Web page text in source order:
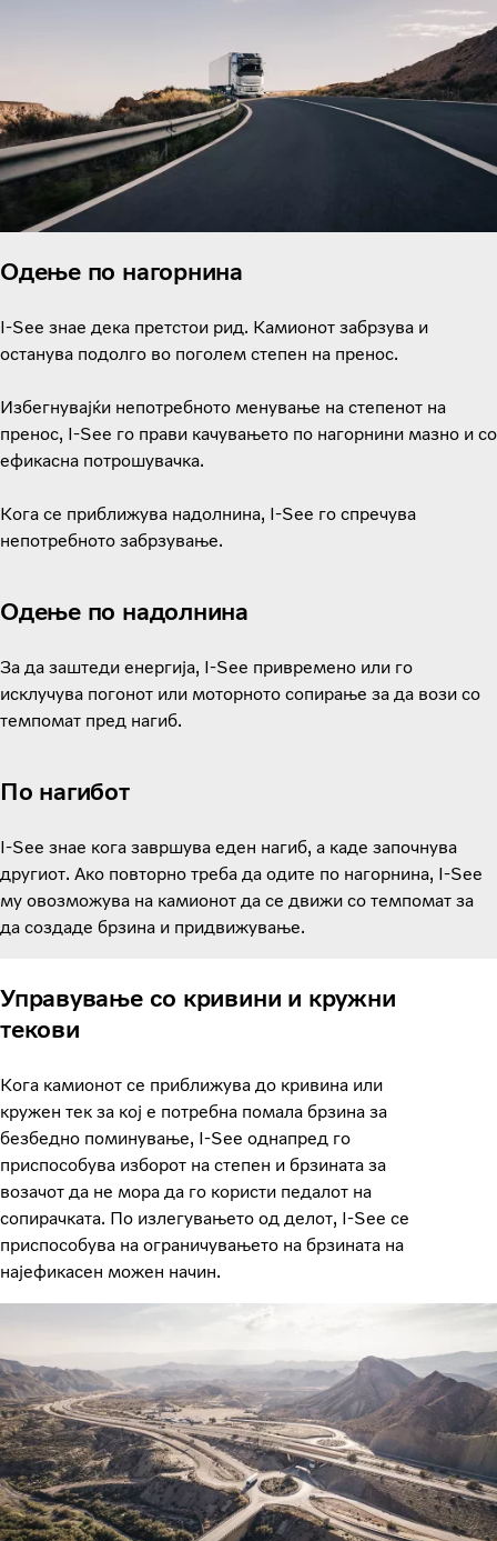
Одење по нагорнина
I-See знае дека претстои рид. Камионот забрзува и
останува подолго во поголем степен на пренос.
Избегнувајќи непотребното менување на степенот на
пренос, I-See го прави качувањето по нагорнини мазно и со
ефикасна потрошувачка.
Кога се приближува надолнина, I-See го спречува
непотребното забрзување.
Одење по надолнина
За да заштеди енергија, I-See привремено или го
исклучува погонот или моторното сопирање за да вози со
темпомат пред нагиб.
По нагибот
I-See знае кога завршува еден нагиб, а каде започнува
другиот. Ако повторно треба да одите по нагорнина, I-See
му овозможува на камионот да се движи со темпомат за
да создаде брзина и придвижување.
Управување со кривини и кружни
текови
Кога камионот се приближува до кривина или
кружен тек за кој е потребна помала брзина за
безбедно поминување, I-See однапред го
приспособува изборот на степен и брзината за
возачот да не мора да го користи педалот на
сопирачката. По излегувањето од делот, I-See се
приспособува на ограничувањето на брзината на
најефикасен можен начин.